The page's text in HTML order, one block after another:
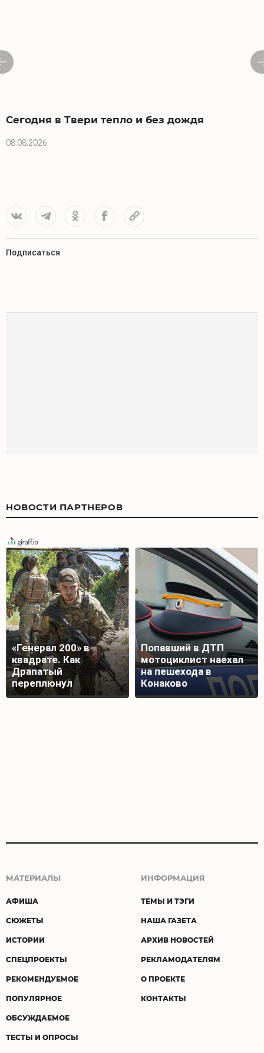
Сегодня в Твери тепло и без дождя
08.08.2026
Подписаться
НОВОСТИ ПАРТНЕРОВ
«Генерал 200» в
квадрате. Как
Драпатый
переплюнул
Сырского
Попавший в ДТП
мотоциклист наехал
на пешехода в
Конаково
МАТЕРИАЛЫ
АФИША
СЮЖЕТЫ
ИСТОРИИ
СПЕЦПРОЕКТЫ
РЕКОМЕНДУЕМОЕ
ПОПУЛЯРНОЕ
ОБСУЖДАЕМОЕ
ТЕСТЫ И ОПРОСЫ
ИНФОРМАЦИЯ
ТЕМЫ И ТЭГИ
НАША ГАЗЕТА
АРХИВ НОВОСТЕЙ
РЕКЛАМОДАТЕЛЯМ
О ПРОЕКТЕ
КОНТАКТЫ